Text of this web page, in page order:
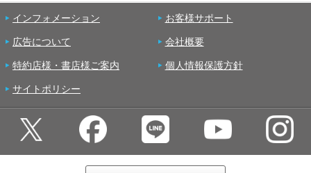
インフォメーション お客様サポート
広告について 会社概要
特約店様・書店様ご案内 個人情報保護方針
サイトポリシー